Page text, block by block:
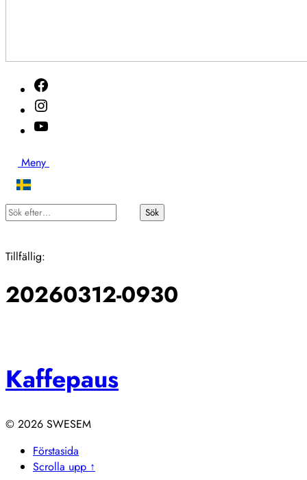
2026
Meny
efter…
Sök
Tillfällig:
20260312-0930
Kaffepaus
© 2026
Förstasida
Scrolla upp ↑